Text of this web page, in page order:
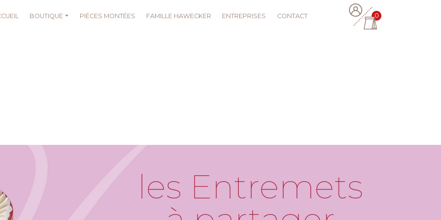
BOUTIQUE PIÈCES MONTÉES FAMILLE HAWECKER ENTREPRISES CONTACT 0
les Entremets